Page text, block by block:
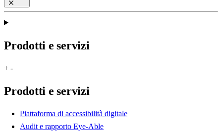
Prodotti e servizi
+ -
Prodotti e servizi
Piattaforma di accessibilità digitale
Audit e rapporto Eye-Able